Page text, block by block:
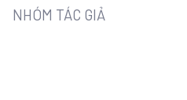
NHÓM TÁC GIẢ